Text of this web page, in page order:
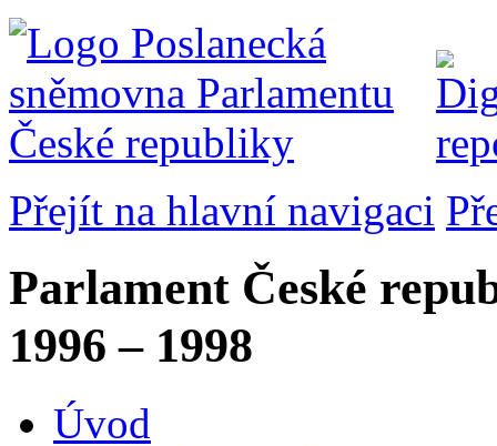
Přejít na hlavní navigaci
Parlament České
1996 – 1998
Úvod